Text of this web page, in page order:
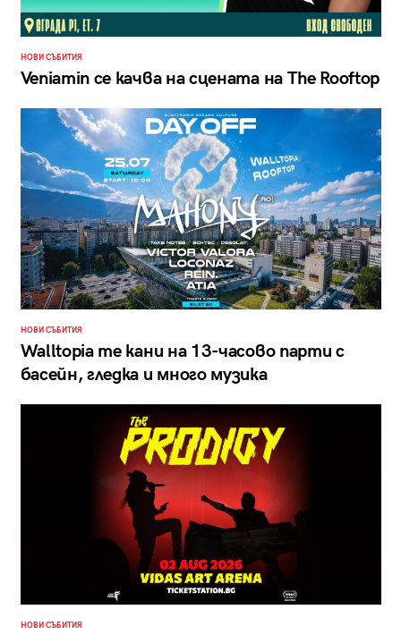
НОВИ СЪБИТИЯ
Veniamin се качва на сцената на The Rooftop
НОВИ СЪБИТИЯ
Walltopia те кани на 13-часово парти с
басейн, гледка и много музика
НОВИ СЪБИТИЯ